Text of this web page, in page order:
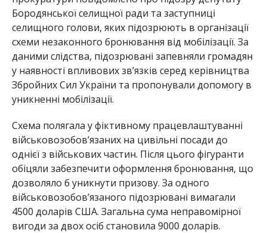
Бородянської селищної ради та заступниці
селищного голови, яких підозрюють в організації
схеми незаконного бронювання від мобілізації. За
даними слідства, підозрювані запевняли громадян
у наявності впливових зв’язків серед керівництва
Збройних Сил України та пропонували допомогу в
уникненні мобілізації.
Схема полягала у фіктивному працевлаштуванні
військовозобов’язаних на цивільні посади до
однієї з військових частин. Після цього фігуранти
обіцяли забезпечити оформлення бронювання, що
дозволяло б уникнути призову. За одного
військовозобов’язаного підозрювані вимагали
4500 доларів США. Загальна сума неправомірної
вигоди за двох осіб становила 9000 доларів.